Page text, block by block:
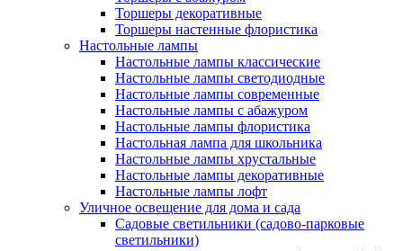
Торшеры декоративные
Торшеры настенные флористика
Настольные лампы
Настольные лампы классические
Настольные лампы светодиодные
Настольные лампы современные
Настольные лампы с абажуром
Настольные лампы флористика
Настольная лампа для школьника
Настольные лампы хрустальные
Настольные лампы декоративные
Настольные лампы лофт
Уличное освещение для дома и сада
Садовые светильники (садово-парковые
светильники)